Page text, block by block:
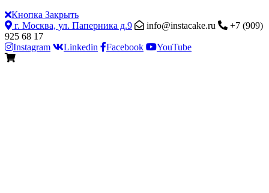
Кнопка Закрыть
г. Москва, ул. Паперника д.9
info@instacake.ru
+7 (909)
925 68 17
Instagram
Linkedin Facebook YouTube